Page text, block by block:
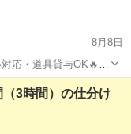
8月8日
応・道具貸与OK🔥
も作業着も持っていな
ット
3時間）の仕分け